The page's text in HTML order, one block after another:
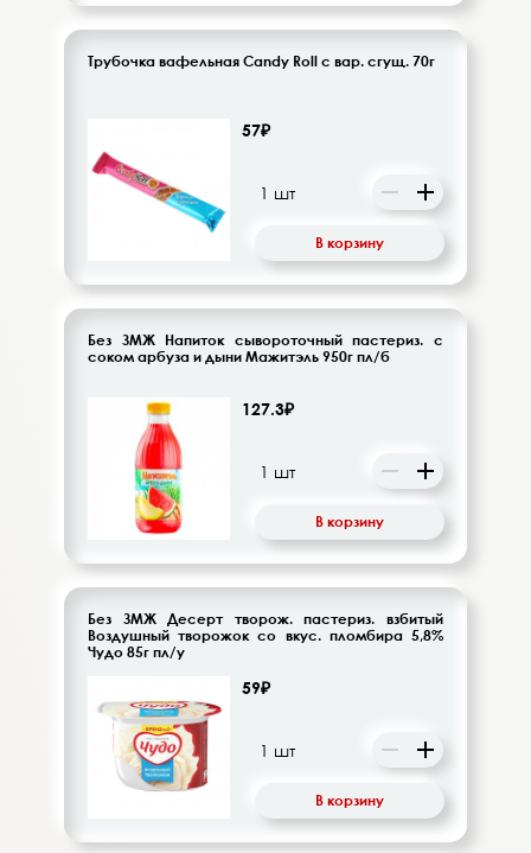
Трубочка вафельная Candy Roll с вар. сгущ. 70г
57₽
В корзину
Без ЗМЖ Напиток сывороточный пастериз. с
соком арбуза и дыни Мажитэль 950г пл/б
127.3₽
В корзину
Без ЗМЖ Десерт творож. пастериз. взбитый
Воздушный творожок со вкус. пломбира 5,8%
Чудо 85г пл/у
59₽
В корзину